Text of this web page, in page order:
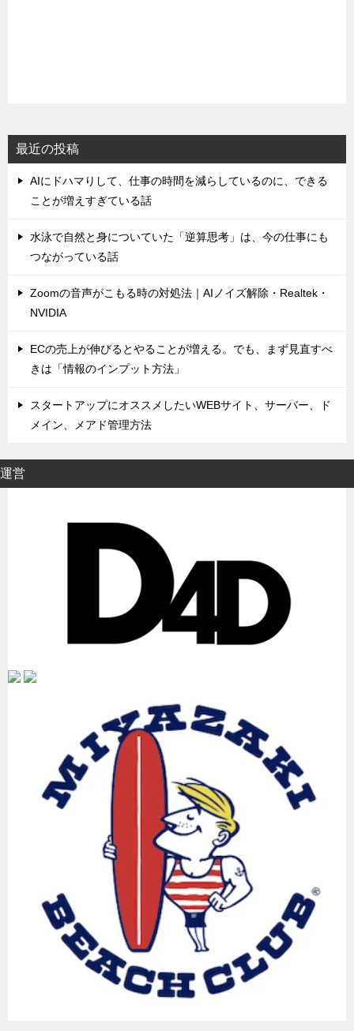
最近の投稿
AIにドハマりして、仕事の時間を減らしているのに、できる
ことが増えすぎている話
水泳で自然と身についていた「逆算思考」は、今の仕事にも
つながっている話
Zoomの音声がこもる時の対処法｜AIノイズ解除・Realtek・
NVIDIA
ECの売上が伸びるとやることが増える。でも、まず見直すべ
きは「情報のインプット方法」
スタートアップにオススメしたいWEBサイト、サーバー、ド
メイン、メアド管理方法
運営